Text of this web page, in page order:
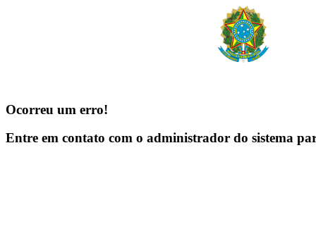
Ocorreu um erro!
Entre em contato com o administrador do sistema